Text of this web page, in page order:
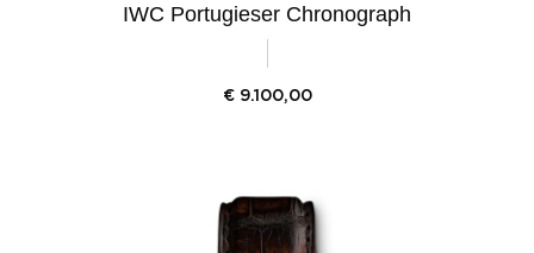
IWC Portugieser Chronograph
€ 9.100,00